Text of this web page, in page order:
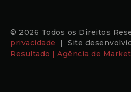
© 2026 Todos os Direitos
privacidade
| Site
Resultado | Agência de